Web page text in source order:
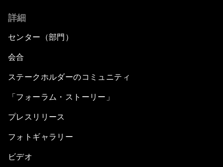
詳細
センター（部門）
会合
ステークホルダーのコミュニティ
「フォーラム・ストーリー」
プレスリリース
フォトギャラリー
ビデオ